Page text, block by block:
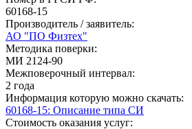
60168-15
Производитель / заявитель:
АО "ПО Физтех"
Методика поверки:
МИ 2124-90
Межповерочный интервал:
2 года
Информация которую можно скачать:
60168-15: Описание типа СИ
Стоимость оказания услуг: